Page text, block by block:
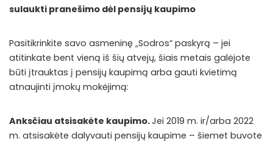
sulaukti pranešimo dėl pensijų kaupimo
Pasitikrinkite savo asmeninę „Sodros“ paskyrą – jei
atitinkate bent vieną iš šių atvejų, šiais metais galėjote
būti įtrauktas į pensijų kaupimą arba gauti kvietimą
atnaujinti įmokų mokėjimą:
Anksčiau atsisakėte kaupimo.Jei 2019 m. ir/arba 2022
m. atsisakėte dalyvauti pensijų kaupime – šiemet buvote